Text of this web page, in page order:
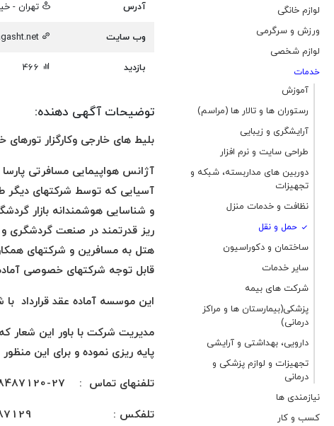
لوازم خانگی
ورزش و سرگرمی
لوازم شخصی
خدمات
آموزش
رستوران ها و تالار ها (مراسم)
آرایشگری و زیبایی
طراحی سایت و نرم افزار
دوربین های مداربسته، شبکه و
تجهیزات
نظافت و خدمات منزل
حمل و نقل
ساختمان و دکوراسیون
سایر خدمات
شرکت های بیمه
پزشکی(بیمارستان ها و مراکز
درمانی)
دارویی، بهداشتی و آرایشی
تجهیزات و لوازم پزشکی و
درمانی
نیازمندی ها
کسب و کار
آدرس
تهران -
وب سایت
بازدید
توضیحات آگهی دهنده:
بلیط های خارجی وکارگزار تورهای خارجی با
آژانس هواپیمایی مسافرتی
آسیایی که توسط شرکتهای دیگر
و شناسایی هوشمندانه بازار
ریز قدرتمند در صنعت گردشگری و
هتل به مسافرین و شرکتهای
قابل توجه شرکتهای خصوصی
این موسسه آماده عقد قرارداد
مدیریت شرکت با باور این
پایه ریزی نموده و برای این
تلفنهای تماس : 27-88487120
تلفکس : 88487129